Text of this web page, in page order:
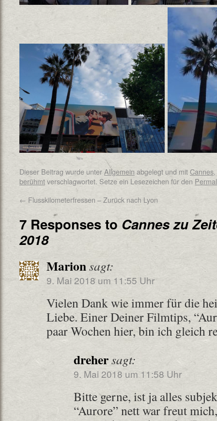
Dieser Beitrag wurde unterAllgemein abgelegt und mitCannes,
berühmtverschlagwortet. Setze ein Lesezeichen für den
← Flusskilometerfressen – Zurück nach Lyon
7 Responses to Cannes zu
2018
Marionsagt:
9. Mai 2018 um 11:55 Uhr
Vielen Dank wie immer für die
Liebe. Einer Deiner Filmtips,
paar Wochen hier, bin ich gleich
drehersagt:
9. Mai 2018 um 11:58 Uhr
Bitte gerne, ist ja alles
“Aurore” nett war freut